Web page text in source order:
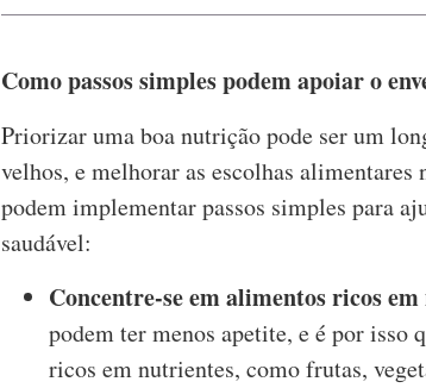
Como passos simples podem apoiar o
Priorizar uma boa nutrição pode ser um
velhos, e melhorar as escolhas
podem implementar passos simples para
saudável:
Concentre-se em alimentos ricos
podem ter menos apetite, e é por isso
ricos em nutrientes, como frutas,